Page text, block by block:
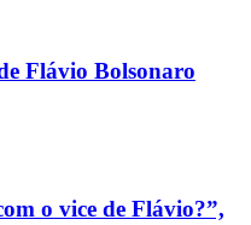
Flávio Bolsonaro
o vice de Flávio?”,